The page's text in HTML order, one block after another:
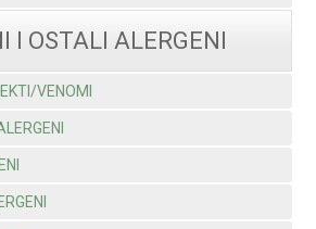
I OSTALI ALERGENI
VENOMI